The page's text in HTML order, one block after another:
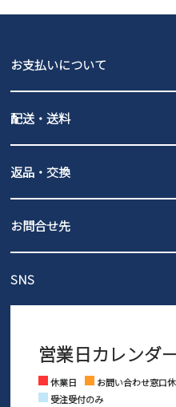
GAP
瞬足
お支払いについて
PayPay（オンライン決済）、代
配送・送料
北海道・本州・四国・九州…550円
3,980円（税込）以上お買い上げ
発送日・送料詳細については
ご利用ください。
全国一律…220円（税込）
発送日・送料詳細についてはご
ご利用ください。
返品・交換
の片道無料サービスを実施中！
ントとしても安心してご利用い
さい。
お問合せ先
営業時間：11時～17時
※土日祝はお問い合わせ窓口休
SNS
Facebook Instagram
営業日カレンダ
休業日
お問い合わせ窓口
受注受付のみ